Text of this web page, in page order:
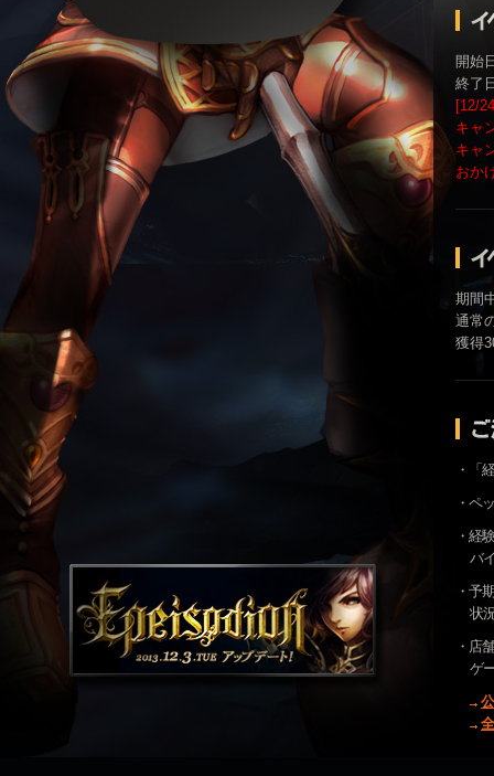
開始
終了
[12/
キャ
キャ
おか
期間
通常
獲得
・「
・ペ
・経
バ
・予
状
・店
ゲ